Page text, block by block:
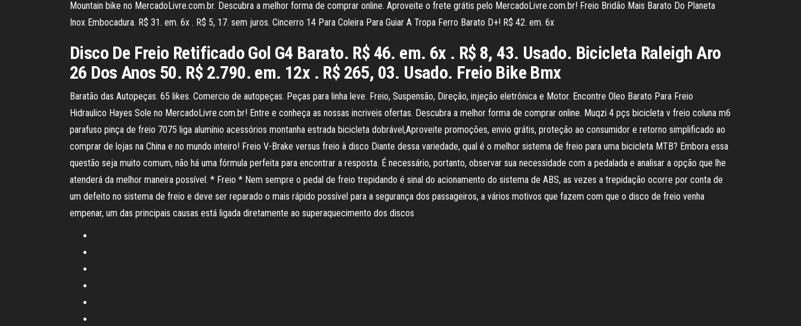
Mountain bike no MercadoLivre.com.br. Descubra a melhor forma de comprar online. Aproveite o frete grátis pelo MercadoLivre.com.br! Freio Bridão Mais Barato Do Planeta
Inox Embocadura. R$ 31. em. 6x . R$ 5, 17. sem juros. Cincerro 14 Para Coleira Para Guiar A Tropa Ferro Barato D+! R$ 42. em. 6x
Disco De Freio Retificado Gol G4 Barato. R$ 46. em. 6x . R$ 8, 43. Usado. Bicicleta Raleigh Aro
26 Dos Anos 50. R$ 2.790. em. 12x . R$ 265, 03. Usado. Freio Bike Bmx
Baratão das Autopeças. 65 likes. Comercio de autopeças. Peças para linha leve. Freio, Suspensão, Direção, injeção eletrônica e Motor. Encontre Oleo Barato Para Freio
Hidraulico Hayes Sole no MercadoLivre.com.br! Entre e conheça as nossas incriveis ofertas. Descubra a melhor forma de comprar online. Muqzi 4 pçs bicicleta v freio coluna m6
parafuso pinça de freio 7075 liga alumínio acessórios montanha estrada bicicleta dobrável,Aproveite promoções, envio grátis, proteção ao consumidor e retorno simplificado ao
comprar de lojas na China e no mundo inteiro! Freio V-Brake versus freio à disco Diante dessa variedade, qual é o melhor sistema de freio para uma bicicleta MTB? Embora essa
questão seja muito comum, não há uma fórmula perfeita para encontrar a resposta. É necessário, portanto, observar sua necessidade com a pedalada e analisar a opção que lhe
atenderá da melhor maneira possível. * Freio * Nem sempre o pedal de freio trepidando é sinal do acionamento do sistema de ABS, as vezes a trepidação ocorre por conta de
um defeito no sistema de freio e deve ser reparado o mais rápido possível para a segurança dos passageiros, a vários motivos que fazem com que o disco de freio venha
empenar, um das principais causas está ligada diretamente ao superaquecimento dos discos